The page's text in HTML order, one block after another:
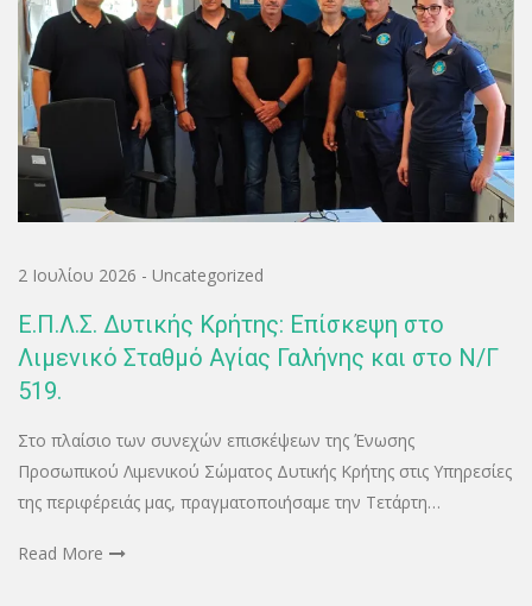
2 Ιουλίου 2026 - Uncategorized
Ε.Π.Λ.Σ. Δυτικής Κρήτης: Επίσκεψη στο
Λιμενικό Σταθμό Αγίας Γαλήνης και στο Ν/Γ
519.
Στο πλαίσιο των συνεχών επισκέψεων της Ένωσης
Προσωπικού Λιμενικού Σώματος Δυτικής Κρήτης στις Υπηρεσίες
της περιφέρειάς μας, πραγματοποιήσαμε την Τετάρτη…
Read More